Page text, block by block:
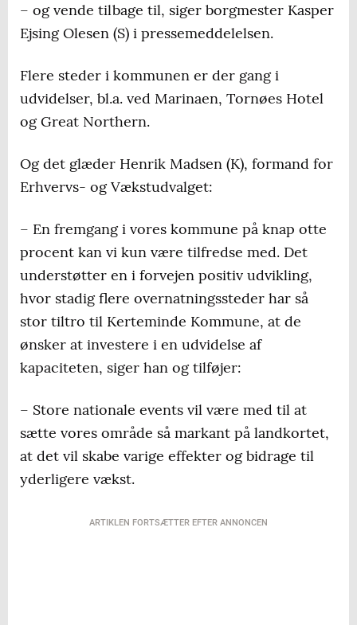
– og vende tilbage til, siger borgmester Kasper
Ejsing Olesen (S) i pressemeddelelsen.
Flere steder i kommunen er der gang i
udvidelser, bl.a. ved Marinaen, Tornøes Hotel
og Great Northern.
Og det glæder Henrik Madsen (K), formand for
Erhvervs- og Vækstudvalget:
– En fremgang i vores kommune på knap otte
procent kan vi kun være tilfredse med. Det
understøtter en i forvejen positiv udvikling,
hvor stadig flere overnatningssteder har så
stor tiltro til Kerteminde Kommune, at de
ønsker at investere i en udvidelse af
kapaciteten, siger han og tilføjer:
– Store nationale events vil være med til at
sætte vores område så markant på landkortet,
at det vil skabe varige effekter og bidrage til
yderligere vækst.
ARTIKLEN FORTSÆTTER EFTER ANNONCEN